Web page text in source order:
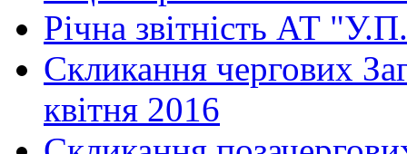
Річна звітність АТ
Скликання чергових
квiтня 2016